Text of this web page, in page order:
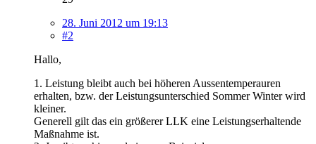
28. Juni 2012 um 19:13
#2
Hallo,
1. Leistung bleibt auch bei höheren Aussentemperauren
erhalten, bzw. der Leistungsunterschied Sommer Winter wird
kleiner.
Generell gilt das ein größerer LLK eine Leistungserhaltende
Maßnahme ist.